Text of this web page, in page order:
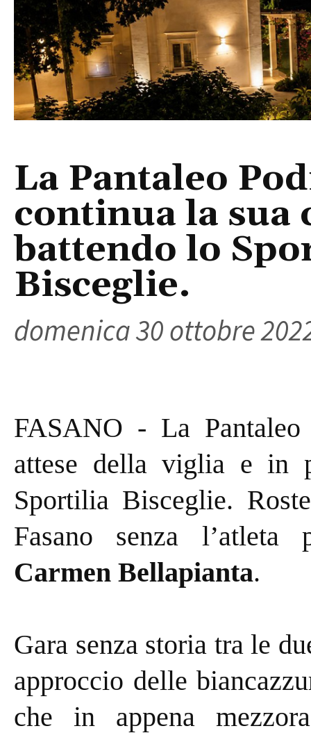
La Pantaleo
continua la sua
battendo lo
Bisceglie.
domenica 30 ottobre
FASANO - La
attese della viglia e in
Sportilia Bisceglie.
Fasano senza l’atleta
Carmen Bellapianta.
Gara senza storia tra le
approccio delle
che in appena